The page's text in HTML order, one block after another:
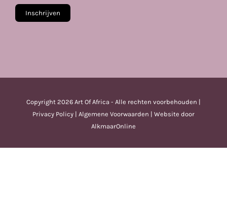
Copyright 2026 Art Of Africa - Alle rechten voorbehouden |
Privacy Policy | Algemene Voorwaarden | Website door
AlkmaarOnline